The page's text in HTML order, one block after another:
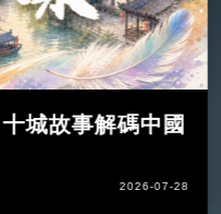
城故事解碼中國
2026-07-28